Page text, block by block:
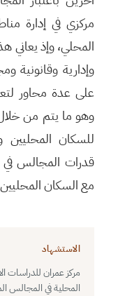
مركزي في إدارة
المحلي، وإذ يعاني
وإدارية وقانونية
على عدة محاور
وهو ما يتم من
للسكان المحليين
قدرات المجالس في
مع السكان
الاستشهاد
المحلية في المجالس